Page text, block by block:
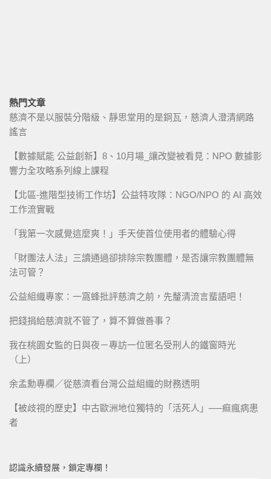
熱門文章
慈濟不是以服裝分階級、靜思堂用的是銅瓦，慈濟人澄清網路
謠言
【數據賦能 公益創新】8、10月場_讓改變被看見：NPO 數據影
響力全攻略系列線上課程
【北區-進階型技術工作坊】公益特攻隊：NGO/NPO 的 AI 高效
工作流實戰
「我第一次感覺這麼爽！」手天使首位使用者的體驗心得
「財團法人法」三讀通過卻排除宗教團體，是否讓宗教團體無
法可管？
公益組織專家：一窩蜂批評慈濟之前，先釐清流言蜚語吧！
把錢捐給慈濟就不管了，算不算做善事？
我在桃園女監的日與夜－專訪一位匿名受刑人的鐵窗時光
（上）
余孟勳專欄／從慈濟看台灣公益組織的財務透明
【被歧視的歷史】中古歐洲地位獨特的「活死人」──痲瘋病患
者
認識永續發展，鎖定專欄！